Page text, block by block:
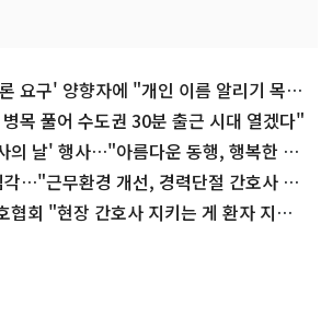
요구' 양향자에 "개인 이름 알리기 목
목 풀어 수도권 30분 출근 시대 열겠다"
의 날' 행사…"아름다운 동행, 행복한 간
각…"근무환경 개선, 경력단절 간호사 재
회 "현장 간호사 지키는 게 환자 지키